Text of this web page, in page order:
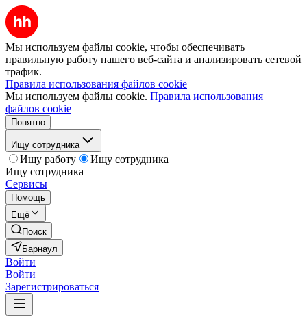
Мы используем файлы cookie, чтобы обеспечивать
правильную работу нашего веб-сайта и анализировать сетевой
трафик.
Правила использования файлов cookie
Мы используем файлы cookie. Правила использования
файлов cookie
Понятно
Ищу сотрудника
Ищу работу
Ищу сотрудника
Ищу сотрудника
Сервисы
Помощь
Ещё
Поиск
Барнаул
Войти
Войти
Зарегистрироваться